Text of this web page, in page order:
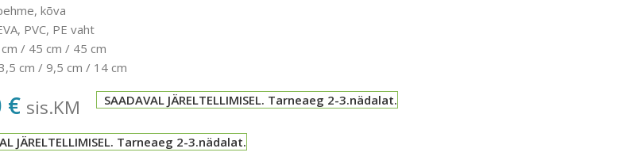
kõva
PVC, PE vaht
/ 45 cm / 45 cm
cm / 9,5 cm / 14 cm
€ sis.KM SAADAVAL JÄRELTELLIMISEL. Tarneaeg 2-3.nädalat.
JÄRELTELLIMISEL. Tarneaeg 2-3.nädalat.